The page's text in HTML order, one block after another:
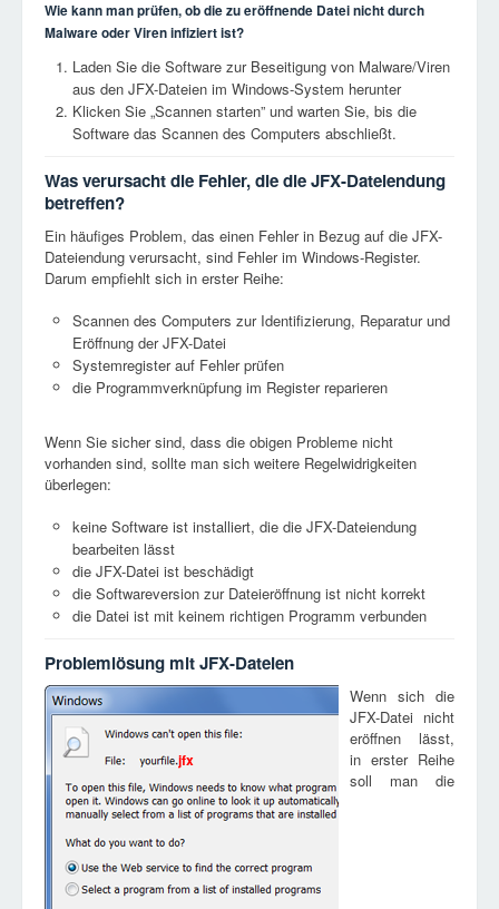
Wie kann man prüfen, ob die zu eröffnende Datei nicht durch
Malware oder Viren infiziert ist?
Laden Sie die Software zur Beseitigung von Malware/Viren
aus den JFX-Dateien im Windows-System herunter
Klicken Sie „Scannen starten” und warten Sie, bis die
Software das Scannen des Computers abschließt.
Was verursacht die Fehler, die die JFX-Dateiendung
betreffen?
Ein häufiges Problem, das einen Fehler in Bezug auf die JFX-
Dateiendung verursacht, sind Fehler im Windows-Register.
Darum empfiehlt sich in erster Reihe:
Scannen des Computers zur Identifizierung, Reparatur und
Eröffnung der JFX-Datei
Systemregister auf Fehler prüfen
die Programmverknüpfung im Register reparieren
Wenn Sie sicher sind, dass die obigen Probleme nicht
vorhanden sind, sollte man sich weitere Regelwidrigkeiten
überlegen:
keine Software ist installiert, die die JFX-Dateiendung
bearbeiten lässt
die JFX-Datei ist beschädigt
die Softwareversion zur Dateieröffnung ist nicht korrekt
die Datei ist mit keinem richtigen Programm verbunden
Problemlösung mit JFX-Dateien
jfx
Wenn sich die
JFX-Datei nicht
eröffnen lässt,
in erster Reihe
soll man die